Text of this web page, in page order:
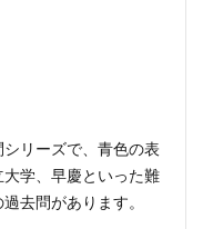
リーズで、青色の表
学、早慶といった難
去問があります。